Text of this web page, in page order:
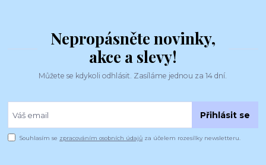
Nepropásněte novinky,
akce a slevy!
Můžete se kdykoli odhlásit. Zasíláme jednou za 14 dní.
Přihlásit se
Souhlasím se zpracováním osobních údajů za účelem rozesílky newsletteru.